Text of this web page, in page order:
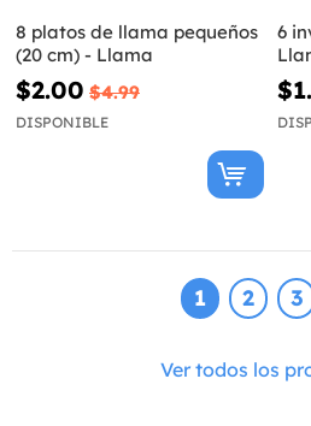
8 platos de llama pequeños
(20 cm) - Llama
$2.00 $4.99
DISPONIBLE
6
1 2 3
Ver todos los